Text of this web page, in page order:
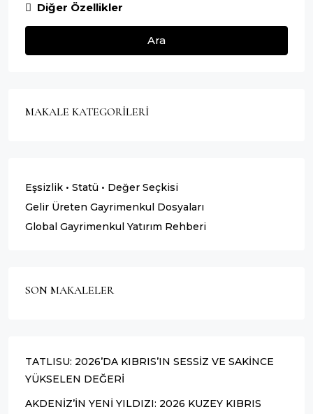
Diğer Özellikler
Ara
MAKALE KATEGORILERI
Eşsizlik • Statü • Değer Seçkisi
Gelir Üreten Gayrimenkul Dosyaları
Global Gayrimenkul Yatırım Rehberi
SON MAKALELER
TATLISU: 2026’DA KIBRIS’IN SESSİZ VE SAKİNCE
YÜKSELEN DEĞERİ
AKDENİZ’İN YENİ YILDIZI: 2026 KUZEY KIBRIS